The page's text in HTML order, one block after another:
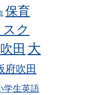
保育
ク
吹田 大
府吹田
学生英語